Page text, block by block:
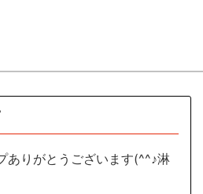
ありがとうございます(^^♪淋